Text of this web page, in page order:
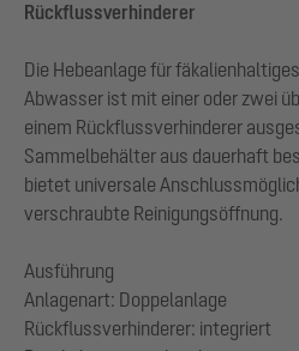
Rückflussverhinderer
Die Hebeanlage für
Abwasser ist mit einer oder zwei
einem Rückflussverhinderer
Sammelbehälter aus dauerhaft
bietet universale
verschraubte Reinigungsöffnung.
Ausführung
Anlagenart: Doppelanlage
Rückflussverhinderer: integriert